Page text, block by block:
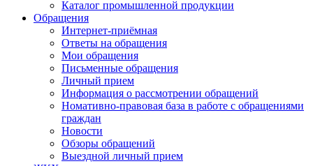
Каталог промышленной продукции
Обращения
Интернет-приёмная
Ответы на обращения
Мои обращения
Письменные обращения
Личный прием
Информация о рассмотрении обращений
Номативно-правовая база в работе с обращениями
граждан
Новости
Обзоры обращений
Выездной личный прием